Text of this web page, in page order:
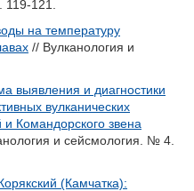
121.
на температуру
// Вулканология и
выявления и диагностики
вулканических
Командорского звена
и сейсмология. № 4.
(Камчатка):